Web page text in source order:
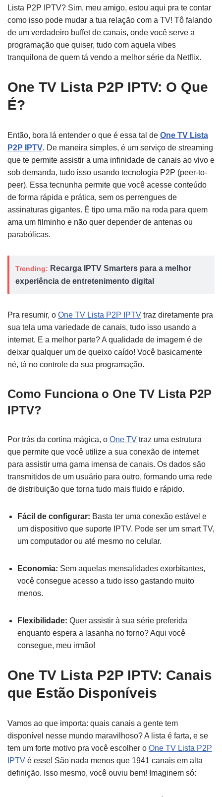
Lista P2P IPTV? Sim, meu amigo, estou aqui pra te contar
como isso pode mudar a tua relação com a TV! Tô falando
de um verdadeiro buffet de canais, onde você serve a
programação que quiser, tudo com aquela vibes
tranquilona de quem tá vendo a melhor série da Netflix.
One TV Lista P2P IPTV: O Que
É?
Então, bora lá entender o que é essa tal de One TV Lista
P2P IPTV. De maneira simples, é um serviço de streaming
que te permite assistir a uma infinidade de canais ao vivo e
sob demanda, tudo isso usando tecnologia P2P (peer-to-
peer). Essa tecnunha permite que você acesse conteúdo
de forma rápida e prática, sem os perrengues de
assinaturas gigantes. É tipo uma mão na roda para quem
ama um filminho e não quer depender de antenas ou
parabólicas.
Trending: Recarga IPTV Smarters para a melhor
experiência de entretenimento digital
Pra resumir, o One TV Lista P2P IPTV traz diretamente pra
sua tela uma variedade de canais, tudo isso usando a
internet. E a melhor parte? A qualidade de imagem é de
deixar qualquer um de queixo caído! Você basicamente
né, tá no controle da sua programação.
Como Funciona o One TV Lista P2P
IPTV?
Por trás da cortina mágica, o One TV traz uma estrutura
que permite que você utilize a sua conexão de internet
para assistir uma gama imensa de canais. Os dados são
transmitidos de um usuário para outro, formando uma rede
de distribuição que torna tudo mais fluido e rápido.
Fácil de configurar: Basta ter uma conexão estável e
um dispositivo que suporte IPTV. Pode ser um smart TV,
um computador ou até mesmo no celular.
Economia: Sem aquelas mensalidades exorbitantes,
você consegue acesso a tudo isso gastando muito
menos.
Flexibilidade: Quer assistir à sua série preferida
enquanto espera a lasanha no forno? Aqui você
consegue, meu irmão!
One TV Lista P2P IPTV: Canais
que Estão Disponíveis
Vamos ao que importa: quais canais a gente tem
disponível nesse mundo maravilhoso? A lista é farta, e se
tem um forte motivo pra você escolher o One TV Lista P2P
IPTV é esse! São nada menos que 1941 canais em alta
definição. Isso mesmo, você ouviu bem! Imaginem só: